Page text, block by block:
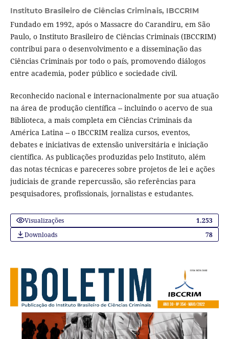
Instituto Brasileiro de Ciências Criminais, IBCCRIM
Fundado em 1992, após o Massacre do Carandiru, em São
Paulo, o Instituto Brasileiro de Ciências Criminais (IBCCRIM)
contribui para o desenvolvimento e a disseminação das
Ciências Criminais por todo o país, promovendo diálogos
entre academia, poder público e sociedade civil.
Reconhecido nacional e internacionalmente por sua atuação
na área de produção científica -- incluindo o acervo de sua
Biblioteca, a mais completa em Ciências Criminais da
América Latina -- o IBCCRIM realiza cursos, eventos,
debates e iniciativas de extensão universitária e iniciação
científica. As publicações produzidas pelo Instituto, além
das notas técnicas e pareceres sobre projetos de lei e ações
judiciais de grande repercussão, são referências para
pesquisadores, profissionais, jornalistas e estudantes.
Visualizações
1.253
Downloads
78